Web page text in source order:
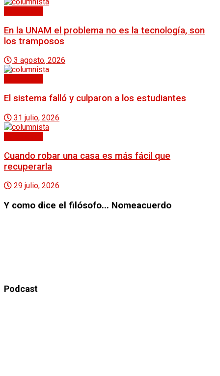
En la UNAM el problema no es la tecnología, son
los tramposos
3 agosto, 2026
El sistema falló y culparon a los estudiantes
31 julio, 2026
Cuando robar una casa es más fácil que
recuperarla
29 julio, 2026
Y como dice el filósofo... Nomeacuerdo
Podcast